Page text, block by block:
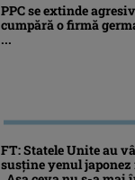
PPC se extinde
cumpără o firmă
...
FT: Statele Unite au
susține yenul japonez